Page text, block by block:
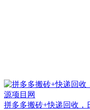
拼多多搬砖+快递回收，